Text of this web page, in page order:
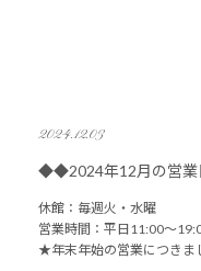
2024.12.03
◆◆2024年12月の営
休館：毎週火・水曜
営業時間：平日11:00～
★年末年始の営業につきま